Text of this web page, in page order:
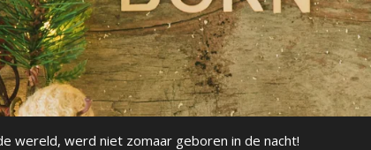
wereld, werd niet zomaar geboren in de nacht!